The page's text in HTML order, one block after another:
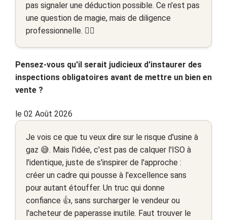
pas signaler une déduction possible. Ce n'est pas
une question de magie, mais de diligence
professionnelle. 🤷‍♂️
Pensez-vous qu'il serait judicieux d'instaurer des
inspections obligatoires avant de mettre un bien en
vente ?
le 02 Août 2026
Je vois ce que tu veux dire sur le risque d'usine à
gaz 😅. Mais l'idée, c'est pas de calquer l'ISO à
l'identique, juste de s'inspirer de l'approche :
créer un cadre qui pousse à l'excellence sans
pour autant étouffer. Un truc qui donne
confiance 👍, sans surcharger le vendeur ou
l'acheteur de paperasse inutile. Faut trouver le